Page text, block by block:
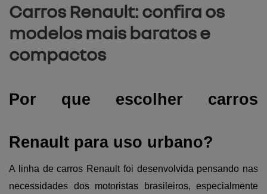
Carros Renault: confira os
modelos mais baratos e
compactos
Por que escolher carros
Renault para uso urbano?
A linha de carros Renault foi desenvolvida pensando nas
necessidades dos motoristas brasileiros, especialmente